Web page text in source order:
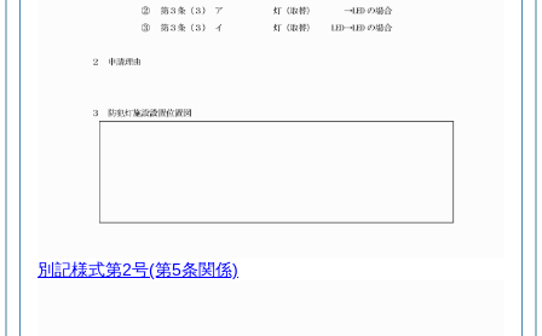
別記様式第2号(第5条関係)